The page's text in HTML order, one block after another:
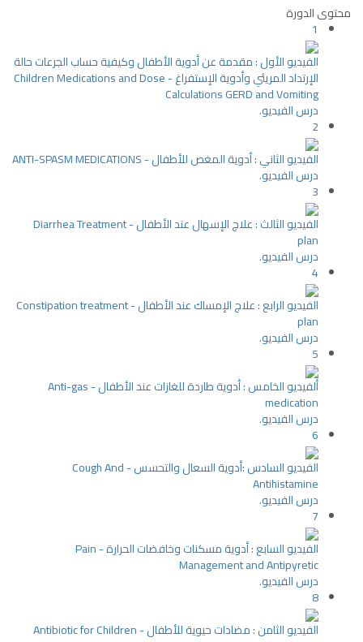
محتوى الدورة
1
الفيديو الأول : مقدمة عن أدوية الأطفال وكيفية حساب الجرعات حالة
الإرتداد المريئي وأدوية الإستفراغ - Children Medications and Dose
Calculations GERD and Vomiting
درس الفيديو.
2
الفيديو الثاني : أدوية المغص للأطفال - ANTI-SPASM MEDICATIONS
درس الفيديو.
3
الفيديو الثالث : علاج الإسهال عند الأطفال - Diarrhea Treatment
plan
درس الفيديو.
4
الفيديو الرابع : علاج الإمساك عند الأطفال - Constipation treatment
plan
درس الفيديو.
5
ألفيديو الخامس : أدوية طاردة للغازات عند الأطفال - Anti-gas
medication
درس الفيديو.
6
الفيديو السادس :أدوية السعال والتحسس - Cough And
Antihistamine
درس الفيديو.
7
الفيديو السابع : أدوية مسكنات وخافضات الحرارة - Pain
Management and Antipyretic
درس الفيديو.
8
الفيديو الثامن : مضادات حيوية للأطفال - Antibiotic for Children